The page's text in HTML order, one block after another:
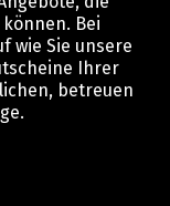
Bei
wie Sie unsere
Ihrer
betreuen